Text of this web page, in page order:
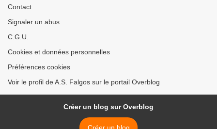
Contact
Signaler un abus
C.G.U.
Cookies et données personnelles
Préférences cookies
Voir le profil de A.S. Falgos sur le portail Overblog
Créer un blog sur Overblog